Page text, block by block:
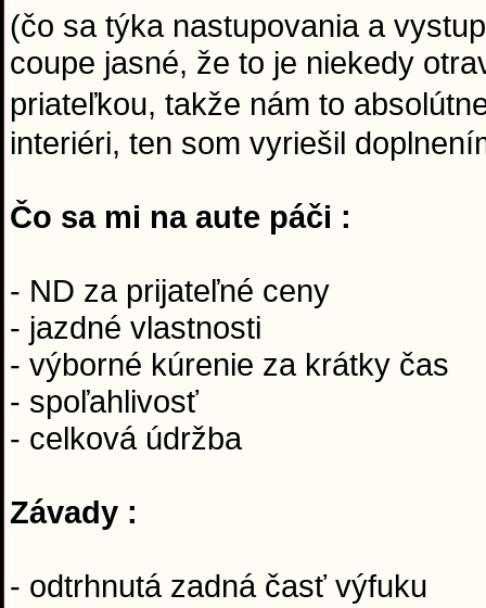
(čo sa týka nastupovania a
coupe jasné, že to je niekedy
priateľkou, takže nám to
interiéri, ten som vyriešil
Čo sa mi na aute páči :
- ND za prijateľné ceny
- jazdné vlastnosti
- výborné kúrenie za krátky čas
- spoľahlivosť
- celková údržba
Závady :
- odtrhnutá zadná časť výfuku